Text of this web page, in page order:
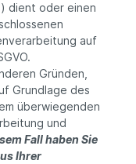
dient oder einen
auf
Gründen,
Grundlage des
überwiegenden
und
Fall haben Sie
Ihrer